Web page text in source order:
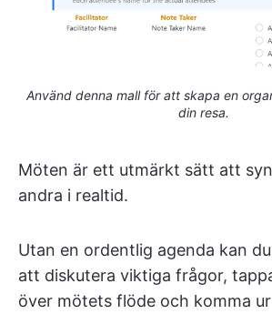
Använd denna mall för att skapa en
din resa.
Möten är ett utmärkt sätt att
andra i realtid.
Utan en ordentlig agenda kan
att diskutera viktiga frågor,
över mötets flöde och komma